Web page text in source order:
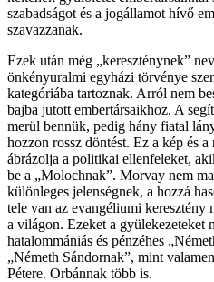
szabadságot és a jogállamot hívő
szavazzanak.
Ezek után még „kereszténynek”
önkényuralmi egyházi törvénye
kategóriába tartoznak. Arról nem
bajba jutott embertársaikhoz. A
merül bennük, pedig hány fiatal
hozzon rossz döntést. Ez a kép és
ábrázolja a politikai ellenfeleket,
be a „Molochnak”. Morvay nem
különleges jelenségnek, a hozzá
tele van az evangéliumi keresztény
a világon. Ezeket a gyülekezeteket
hatalommániás és pénzéhes
„Németh Sándornak”, mint
Pétere. Orbánnak több is.